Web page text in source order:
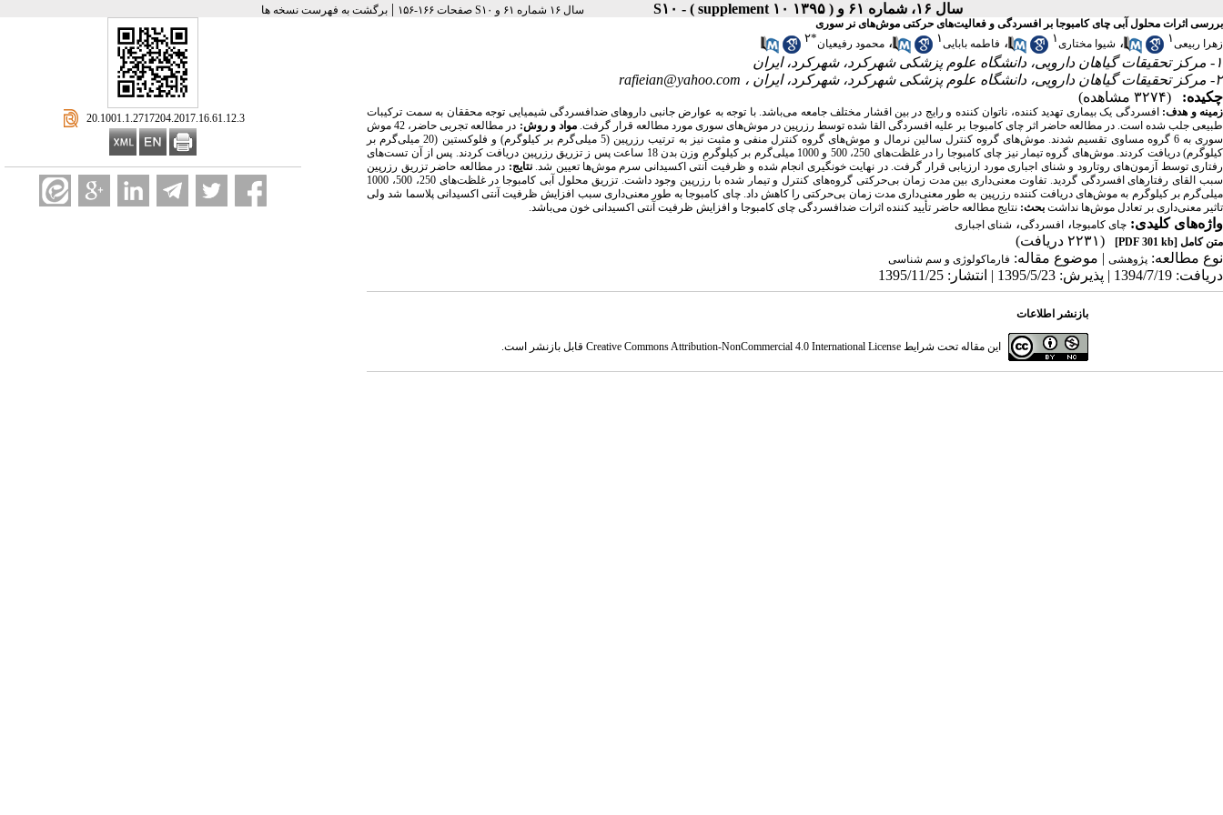
سال ۱۶، شماره ۶۱ و S۱۰ - ( supplement ۱۰ ۱۳۹۵ ) سال ۱۶ شماره ۶۱ و S۱۰ صفحات ۱۶۶-۱۵۶ |برگشت به فهرست نسخه ها
‎ 20.1001.1.2717204.2017.16.61.12.3
بررسی اثرات محلول آبی چای کامبوجا بر افسردگی و فعالیت‌های حرکتی موش‌های نر سوری
زهرا ربیعی۱ ، شیوا مختاری۱ ، فاطمه بابایی۱ ، محمود رفیعیان*۲
۱- مرکز تحقیقات گیاهان دارویی، دانشگاه علوم پزشکی شهرکرد، شهرکرد، ایران
۲- مرکز تحقیقات گیاهان دارویی، دانشگاه علوم پزشکی شهرکرد، شهرکرد، ایران ،
rafieian@yahoo.com
چکیده:
(۳۲۷۴ مشاهده)
زمینه و هدف: افسردگی یک بیماری تهدید کننده، ناتوان کننده و رایج در بین اقشار مختلف جامعه می‌باشد. با توجه به عوارض جانبی داروهای ضدافسردگی شیمیایی توجه محققان به سمت ترکیبات
طبیعی جلب شده است. در مطالعه حاضر اثر چای کامبوجا بر علیه افسردگی القا شده توسط رزرپین در موش‌های سوری مورد مطالعه قرار گرفت.مواد و روش:
در مطالعه تجربی حاضر، 42 موش
سوری به 6 گروه مساوی تقسیم شدند. موش‌های گروه کنترل سالین نرمال و موش‌های گروه کنترل منفی و مثبت نیز به ترتیب رزرپین (5 میلی‌گرم بر کیلوگرم) و فلوکستین (20 میلی‌گرم بر
کیلوگرم) دریافت کردند. موش‌های گروه تیمار نیز چای کامبوجا را در غلظت‌های 250، 500 و 1000 میلی‌گرم بر کیلوگرم وزن بدن 18 ساعت پس ز تزریق رزرپین دریافت کردند. پس از آن تست‌های
رفتاری توسط آزمون‌های روتارود و شنای اجباری مورد ارزیابی قرار گرفت. در نهایت خونگیری انجام شده و ظرفیت آنتی اکسیدانی سرم موش‌ها تعیین شد.نتایج: در مطالعه حاضر تزریق رزرپین
سبب القای رفتارهای افسردگی گردید. تفاوت معنی‌داری بین مدت زمان بی‌حرکتی گروه‌های کنترل و تیمار شده با رزرپین وجود داشت. تزریق محلول آبی کامبوجا در غلظت‌های 250، 500، 1000
میلی‌گرم بر کیلوگرم به موش‌های دریافت کننده رزرپین به طور معنی‌داری مدت زمان بی‌حرکتی را کاهش داد. چای کامبوجا به طور معنی‌داری سبب افزایش ظرفیت آنتی اکسیدانی پلاسما شد ولی
تاثیر معنی‌داری بر تعادل موش‌ها نداشت بحث: نتایج مطالعه حاضر تأیید کننده اثرات ضدافسردگی چای کامبوجا و افزایش ظرفیت آنتی اکسیدانی خون می‌باشد.
واژه‌های کلیدی: چای کامبوجا، افسردگی، شنای اجباری
متن کامل [PDF 301 kb]
(۲۲۳۱ دریافت)
نوع مطالعه: پژوهشی | موضوع مقاله: فارماكولوژی و سم شناسی
دریافت: 1394/7/19 | پذیرش: 1395/5/23 | انتشار: 1395/11/25
بازنشر اطلاعات
این مقاله تحت شرایط Creative Commons Attribution-NonCommercial 4.0 International Licenseقابل بازنشر است.